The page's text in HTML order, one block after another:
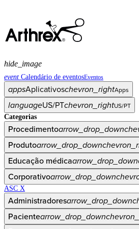
event Calendário de eventosEventos
appsAplicativoschevron_rightApps
languageUS/PTchevron_rightUS/PT
Categorias
Procedimentoarrow_drop_down
Produtoarrow_drop_down
Educação médicaarrow_drop_down
Corporativoarrow_drop_down
ASC X
Administradoresarrow_drop_down
Pacientearrow_drop_down
hide_image